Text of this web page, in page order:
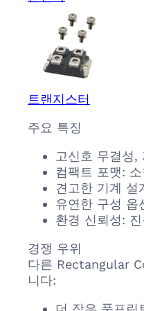
트랜지스터
주요 특징
고신호 무결성
컴팩트 포맷:
견고한 기계 설
유연한 구성 옵
환경 신뢰성:
경쟁 우위
다른 Rectangular
니다: